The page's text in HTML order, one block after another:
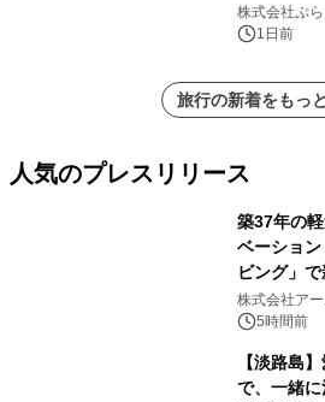
株式会社ぷ
1日前
旅行の新着をもっ
人気のプレスリリース
築37年の
ベーショ
ビング」
事例を株式
株式会社ア
5時間前
【淡路島
で、一緒